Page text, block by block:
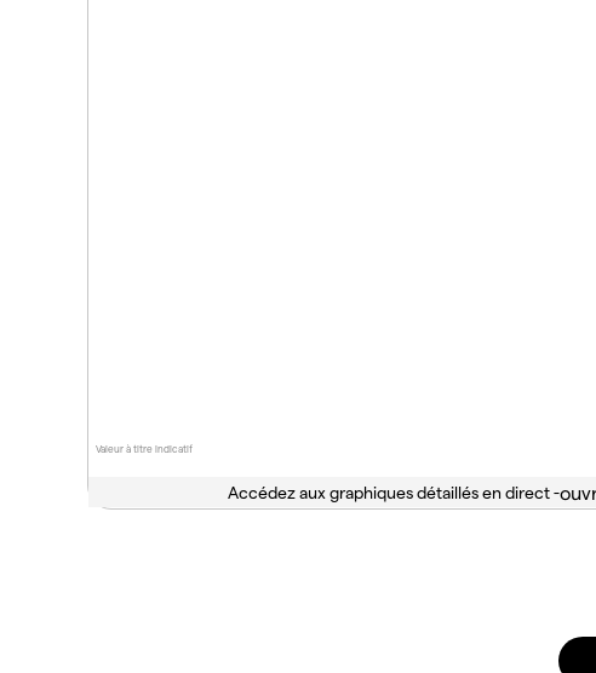
Valeur à titre indicatif
Accédez aux graphiques détaillés en direct -